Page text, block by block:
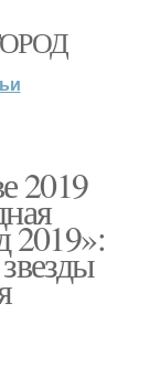
2019
2019»: